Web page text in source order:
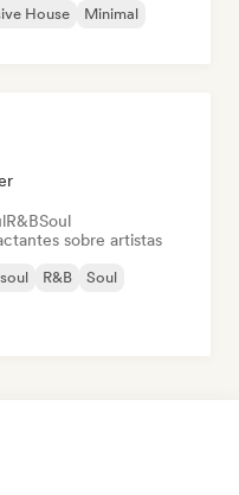
House
Minimal
R&BSoul
sobre artistas
R&B
Soul